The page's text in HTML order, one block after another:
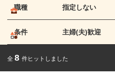
職種 指定しない
条件 主婦(夫)歓迎
全 8 件ヒットしました